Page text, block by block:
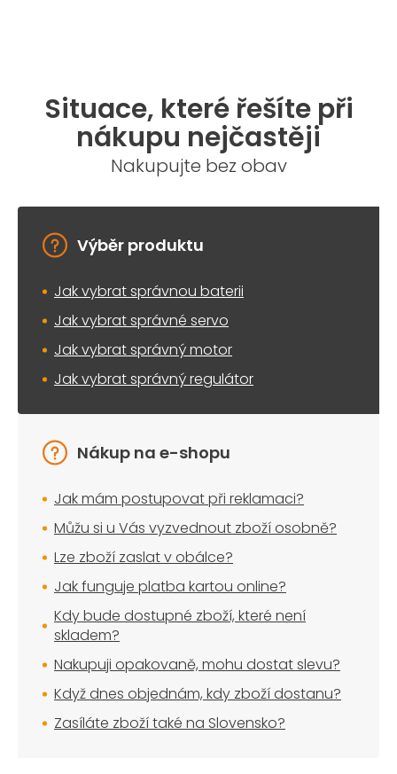
Situace, které řešíte při
nákupu nejčastěji
Nakupujte bez obav
Výběr produktu
Jak vybrat správnou baterii
Jak vybrat správné servo
Jak vybrat správný motor
Jak vybrat správný regulátor
Nákup na e-shopu
Jak mám postupovat při reklamaci?
Můžu si u Vás vyzvednout zboží osobně?
Lze zboží zaslat v obálce?
Jak funguje platba kartou online?
Kdy bude dostupné zboží, které není
skladem?
Nakupuji opakovaně, mohu dostat slevu?
Když dnes objednám, kdy zboží dostanu?
Zasíláte zboží také na Slovensko?